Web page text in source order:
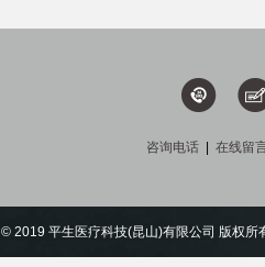
咨询电话 在线留
© 2019 平生医疗科技(昆山)有限公司 版权